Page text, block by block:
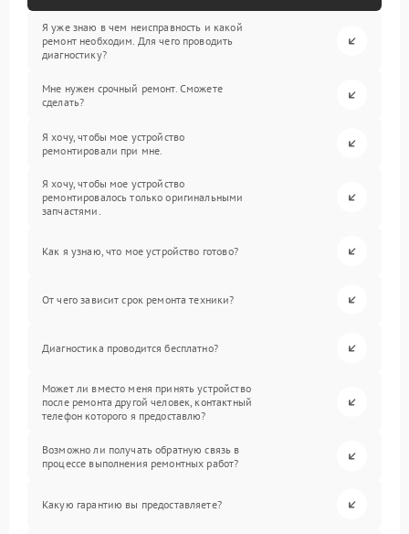
Я уже знаю в чем неисправность и какой
ремонт необходим. Для чего проводить
диагностику?
Мне нужен срочный ремонт. Сможете
сделать?
Я хочу, чтобы мое устройство
ремонтировали при мне.
Я хочу, чтобы мое устройство
ремонтировалось только оригинальными
запчастями.
Как я узнаю, что мое устройство готово?
От чего зависит срок ремонта техники?
Диагностика проводится бесплатно?
Может ли вместо меня принять устройство
после ремонта другой человек, контактный
телефон которого я предоставлю?
Возможно ли получать обратную связь в
процессе выполнения ремонтных работ?
Какую гарантию вы предоставляете?